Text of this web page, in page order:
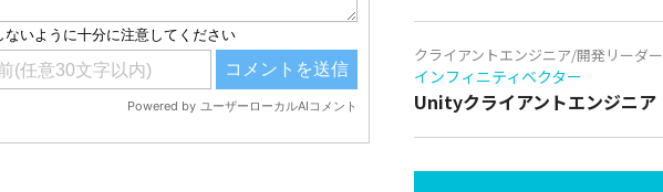
クライアントエンジニア/開発リーダー
インフィニティベクター
Unityクライアントエンジニア